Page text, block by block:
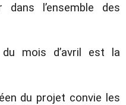
l’ensemble des
du mois d’avril est la
du projet convie les